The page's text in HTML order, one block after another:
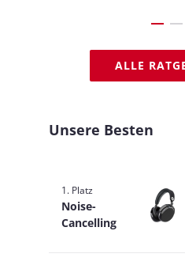
ALLE
Unsere Besten
1. Platz
Noise-
Cancelling